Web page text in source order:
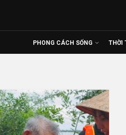
PHONG CÁCH SỐNG THỜI